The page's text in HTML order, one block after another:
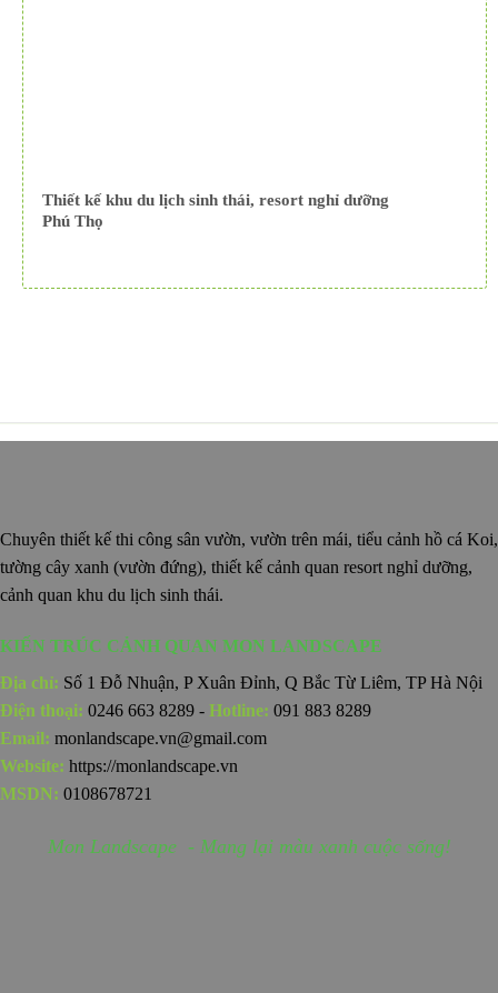
Thiết kế khu du lịch sinh thái, resort nghỉ dưỡng
Phú Thọ
Chuyên thiết kế thi công sân vườn, vườn trên mái, tiểu cảnh hồ cá Koi,
tường cây xanh (vườn đứng), thiết kế cảnh quan resort nghỉ dưỡng,
cảnh quan khu du lịch sinh thái.
KIẾN TRÚC CẢNH QUAN MON LANDSCAPE
Địa chỉ: Số 1 Đỗ Nhuận, P Xuân Đỉnh, Q Bắc Từ Liêm, TP Hà Nội
Điện thoại: 0246 663 8289 - Hotline: 091 883 8289
Email: monlandscape.vn@gmail.com
Website: https://monlandscape.vn
MSDN: 0108678721
Mon Landscape - Mang lại màu xanh cuộc sống!